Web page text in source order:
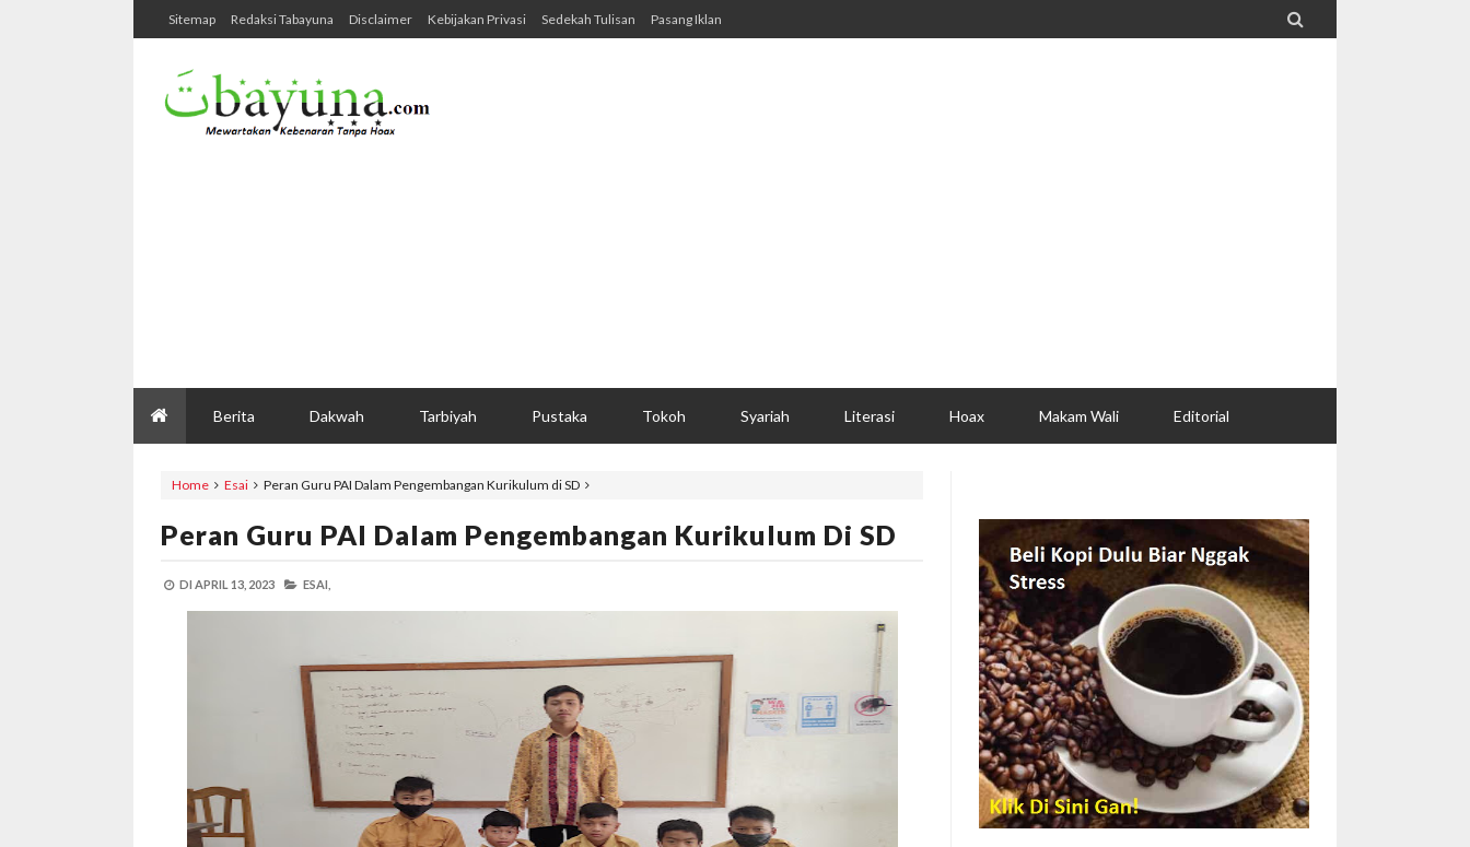
Sitemap Redaksi Tabayuna Disclaimer Kebijakan Privasi Sedekah Tulisan Pasang Iklan 
Berita Dakwah Tarbiyah Pustaka Tokoh Syariah Literasi Hoax Makam Wali Editorial
Home Esai Peran Guru PAI Dalam Pengembangan Kurikulum di SD
Peran Guru PAI Dalam Pengembangan Kurikulum Di SD
DI APRIL 13, 2023 ESAI,